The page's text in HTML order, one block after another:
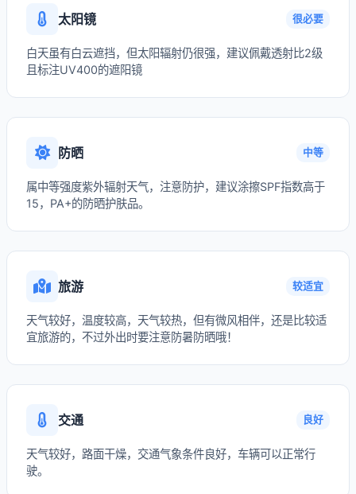
太阳镜 很必要
白天虽有白云遮挡，但太阳辐射仍很强，建议佩戴透射比2级
且标注UV400的遮阳镜
防晒 中等
属中等强度紫外辐射天气，注意防护，建议涂擦SPF指数高于
15，PA+的防晒护肤品。
旅游 较适宜
天气较好，温度较高，天气较热，但有微风相伴，还是比较适
宜旅游的，不过外出时要注意防暑防晒哦！
交通 良好
天气较好，路面干燥，交通气象条件良好，车辆可以正常行
驶。